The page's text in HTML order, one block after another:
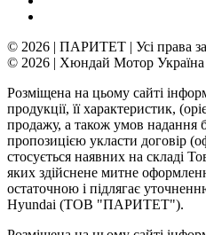
© 2026 | ПАРИТЕТ | Усі права
© 2026 | Хюндай Мотор Україна
Розміщена на цьому сайті
продукції, її характеристик,
продажу, а також умов надання
пропозицією укласти договір
стосується наявних на складі
яких здійснене митне
остаточною і підлягає
Hyundai (ТОВ "ПАРИТЕТ").